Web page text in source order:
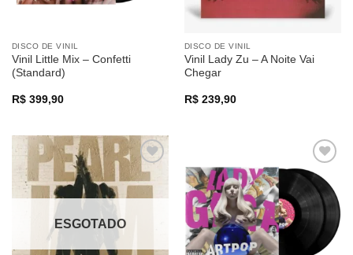
DISCO DE VINIL
Vinil Little Mix – Confetti
(Standard)
R$399,90
DISCO DE VINIL
Vinil Lady Zu – A Noite Vai
Chegar
R$239,90
Adicionar
a lista de
desejos
ESGOTADO
Adicionar
a lista de
desejos